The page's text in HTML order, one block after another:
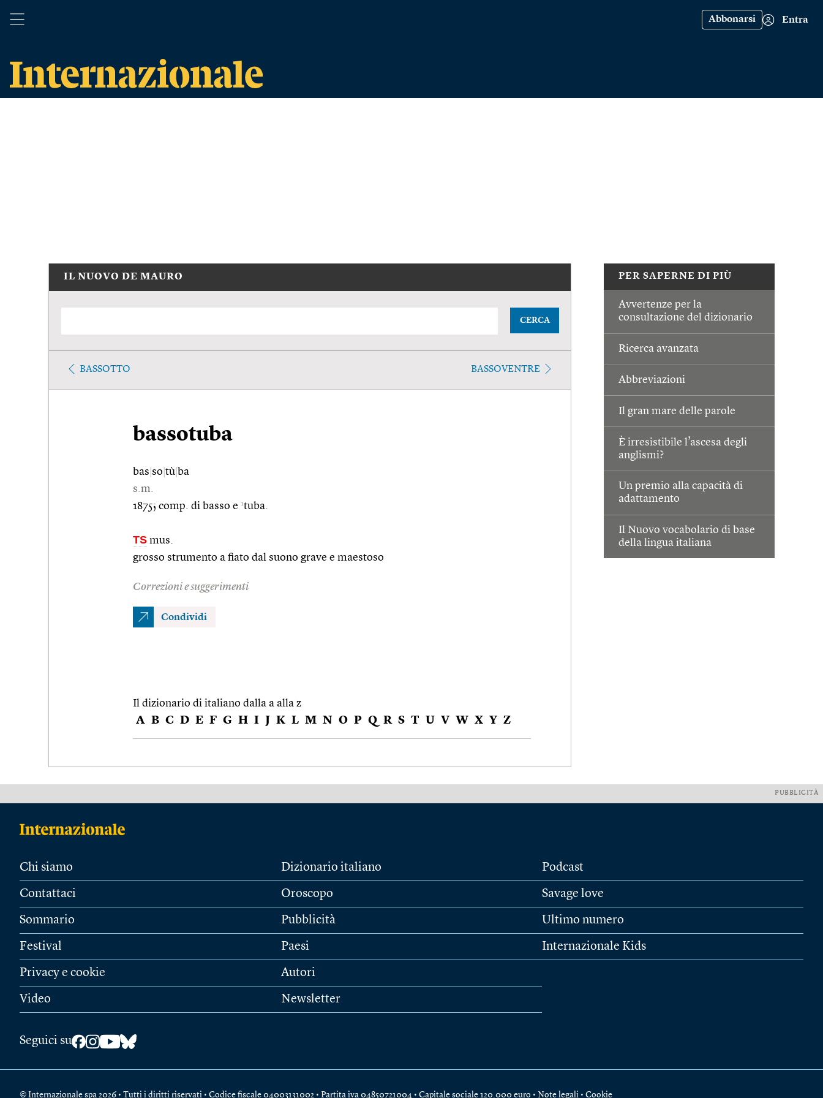
Abbonarsi Entra
PER SAPERNE DI PIÙ
Avvertenze per la
consultazione del dizionario
Ricerca avanzata
Abbreviazioni
Il gran mare delle parole
È irresistibile l’ascesa degli
anglismi?
Un premio alla capacità di
adattamento
Il Nuovo vocabolario di base
della lingua italiana
IL NUOVO DE MAURO
CERCA
BASSOTTO BASSOVENTRE
bassotuba
bas so tù ba
s.m.
1875; comp. di basso e 1tuba.
TS mus.
grosso strumento a fiato dal suono grave e maestoso
Correzioni e suggerimenti
Condividi
Il dizionario di italiano dalla a alla z
A B C D E F G H I J K L M N O P Q R S T U V W X Y Z
PUBBLICITÀ
Chi siamo
Contattaci
Sommario
Festival
Privacy e cookie
Video
Dizionario italiano
Oroscopo
Pubblicità
Paesi
Autori
Newsletter
Podcast
Savage love
Ultimo numero
Internazionale Kids
Seguici su
© Internazionale spa 2026 • Tutti i diritti riservati • Codice fiscale 04003131002 • Partita iva 04850721004 • Capitale sociale 120.000 euro • Note legali • Cookie